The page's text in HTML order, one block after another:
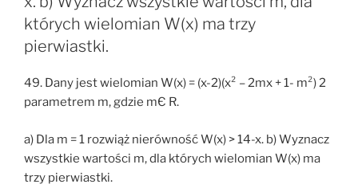
których wielomian W(x) ma trzy
pierwiastki.
49. Dany jest wielomian W(x) = (x-2)(x² – 2mx + 1- m²) 2
parametrem m, gdzie mЄ R.
a) Dla m = 1 rozwiąż nierówność W(x) > 14-x. b) Wyznacz
wszystkie wartości m, dla których wielomian W(x) ma
trzy pierwiastki.